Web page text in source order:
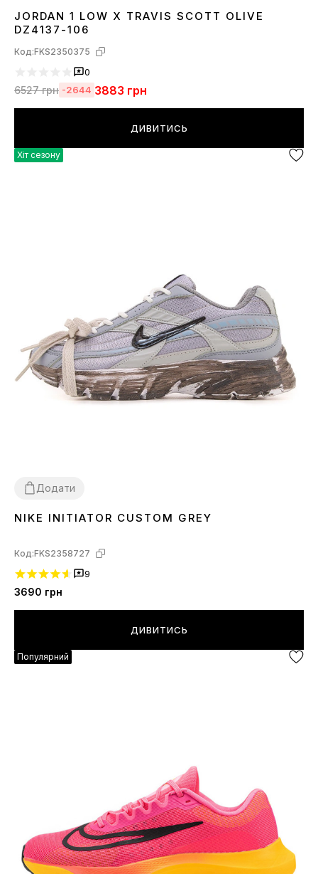
36373839 4041 42 4344 45
JORDAN 1 LOW X TRAVIS SCOTT OLIVE
DZ4137-106
Код:FKS2350375
0
6527грн -2644 3883 грн
ДИВИТИСЬ
Хіт сезону
Додати
3637 38 39 4041 424445
NIKE INITIATOR CUSTOM GREY
Код:FKS2358727
9
3690 грн
ДИВИТИСЬ
Популярний